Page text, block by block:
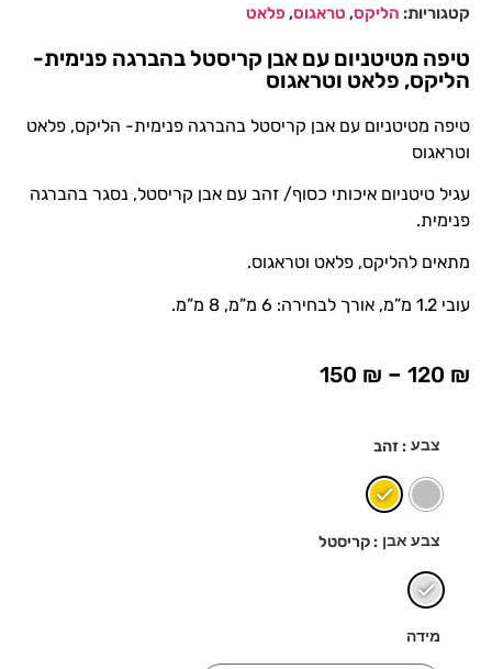
קטגוריות: הליקס, טראגוס, פלאט
טיפה מטיטניום עם אבן קריסטל בהברגה פנימית-
הליקס, פלאט וטראגוס
טיפה מטיטניום עם אבן קריסטל בהברגה פנימית- הליקס, פלאט
וטראגוס
עגיל טיטניום איכותי כסוף/ זהב עם אבן קריסטל, נסגר בהברגה
פנימית.
מתאים להליקס, פלאט וטראגוס.
עובי 1.2 מ”מ, אורך לבחירה: 6 מ”מ, 8 מ”מ.
120 ₪
–
150 ₪
צבע : זהב
צבע אבן : קריסטל
מידה